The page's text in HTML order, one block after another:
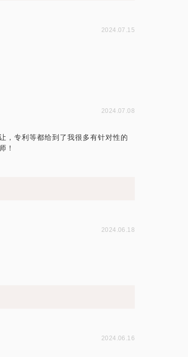
2024.07.15
2024.07.08
，专利等都给到了我很多有针对性的
！
2024.06.18
2024.06.16